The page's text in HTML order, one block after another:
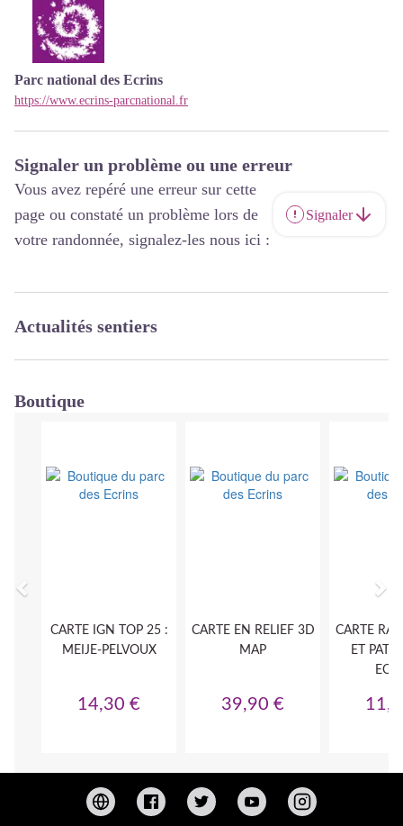
Parc national des Ecrins
https://www.ecrins-parcnational.fr
Signaler un problème ou une erreur
Vous avez repéré une erreur sur cette
page ou constaté un problème lors de
votre randonnée, signalez-les nous ici :
Signaler
Actualités sentiers
Boutique